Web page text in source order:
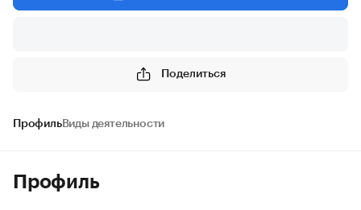
Поделиться
ПрофильВиды деятельности
Профиль